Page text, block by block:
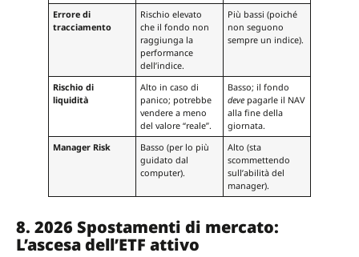
Errore di
tracciamento
Rischio elevato
che il fondo non
raggiunga la
performance
dell’indice.
Più bassi (poiché
non seguono
sempre un indice).
Rischio di
liquidità
Alto in caso di
panico; potrebbe
vendere a meno
del valore “reale”.
Basso; il fondo
deve pagarle il NAV
alla fine della
giornata.
Manager Risk
Basso (per lo più
guidato dal
computer).
Alto (sta
scommettendo
sull’abilità del
manager).
8. 2026 Spostamenti di mercato:
L’ascesa dell’ETF attivo